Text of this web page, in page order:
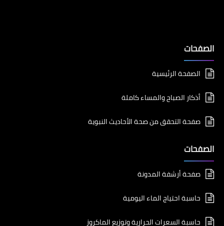
الصفحات
الصفحة الرئيسية
أذكار الصباح والمساء كاملة
صفحة التحقق من صحة الأحاديث النبوية
الصفحات
صفحة أرشفة المدونة
حاسبة احتياج الماء اليومية
حاسبة السعرات الحرارية وتوزيع الماكروز